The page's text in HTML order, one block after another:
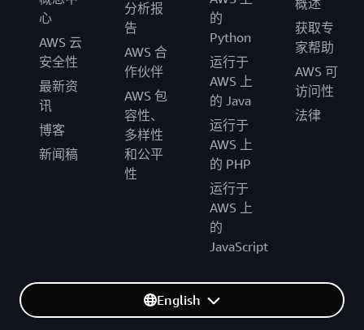
心
AWS 云
安全性
最新资
讯
博客
新闻稿
分析报
告
AWS 合
作伙伴
AWS 包
容性、
多样性
和公平
性
的
Python
运行于
AWS 上
的 Java
运行于
AWS 上
的 PHP
运行于
AWS 上
的
JavaScript
获取专
家帮助
AWS 可
访问性
法律
English